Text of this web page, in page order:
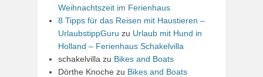
Weihnachtszeit im Ferienhaus
8 Tipps für das Reisen mit Haustieren –
UrlaubstippGuru zu Urlaub mit Hund in
Holland – Ferienhaus Schakelvilla
schakelvilla zu Bikes and Boats
Dörthe Knoche zu Bikes and Boats